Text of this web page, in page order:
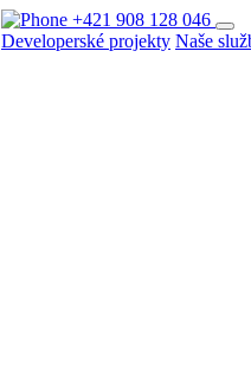
+421 908 128 046
Developerské projekty Naše